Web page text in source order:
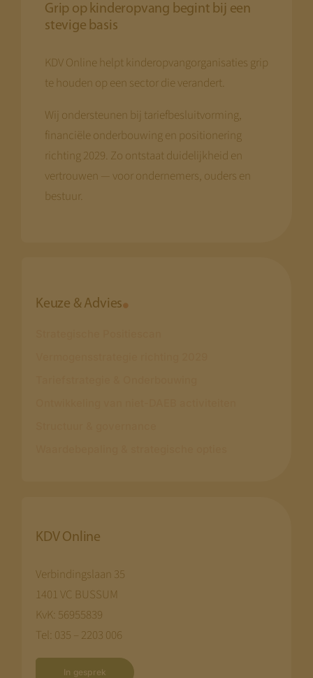
Grip op kinderopvang begint bij een
stevige basis
KDV Online helpt kinderopvangorganisaties grip
te houden op een sector die verandert.
Wij ondersteunen bij tariefbesluitvorming,
financiële onderbouwing en positionering
richting 2029. Zo ontstaat duidelijkheid en
vertrouwen — voor ondernemers, ouders en
bestuur.
Keuze & Advies
KDV Online
Verbindingslaan 35
1401 VC BUSSUM
KvK: 56955839
Tel: 035 – 2203 006
In gesprek